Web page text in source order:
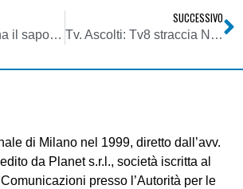
Libri. La felicità ha il sapore della salute
SUCCESSIVO
Tv. Ascolti: Tv8 straccia Nove. Perché la tv di Discovery non cresce a differenza di quella di Sky?
di Milano nel 1999, diretto dall’avv.
da Planet s.r.l., società iscritta al
presso l’Autorità per le